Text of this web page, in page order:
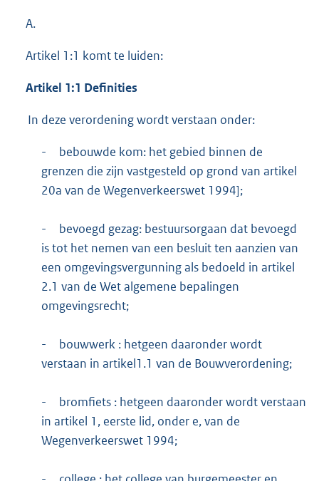
A.
Artikel 1:1 komt te luiden:
Artikel 1:1 Definities
In deze verordening wordt verstaan onder:
-
bebouwde kom: het gebied binnen de
grenzen die zijn vastgesteld op grond van artikel
20a van de Wegenverkeerswet 1994];
-
bevoegd gezag: bestuursorgaan dat bevoegd
is tot het nemen van een besluit ten aanzien van
een omgevingsvergunning als bedoeld in artikel
2.1 van de Wet algemene bepalingen
omgevingsrecht;
-
bouwwerk : hetgeen daaronder wordt
verstaan in artikel1.1 van de Bouwverordening;
-
bromfiets : hetgeen daaronder wordt verstaan
in artikel 1, eerste lid, onder e, van de
Wegenverkeerswet 1994;